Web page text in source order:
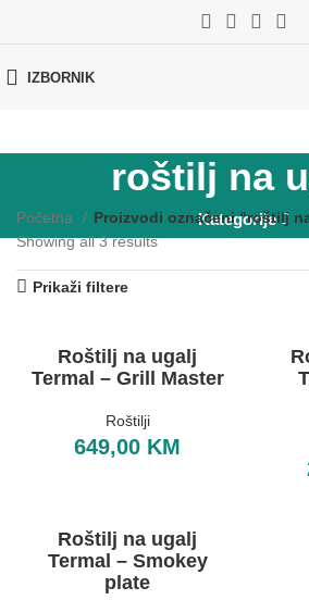
IZBORNIK
roštilj na
Kategorije
Početna
Proizvodi označeni “roštilj
Showing all 3 results
Prikaži filtere
Roštilj na ugalj
Termal – Grill Master
Roštilji
649,00 KM
Roštilj na ugalj
Termal – Smokey
plate